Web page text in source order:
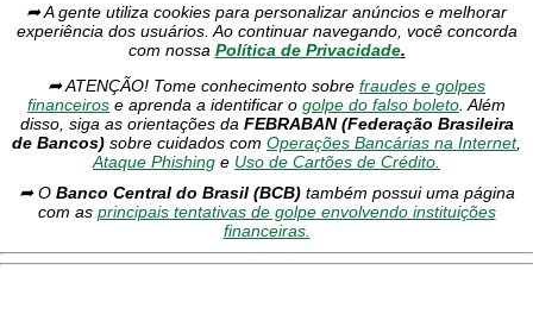
➦ A gente utiliza cookies para personalizar anúncios e melhorar
experiência dos usuários. Ao continuar navegando, você concorda
com nossa Política de Privacidade.
➦ ATENÇÃO! Tome conhecimento sobre fraudes e golpes
financeiros e aprenda a identificar o golpe do falso boleto . Além
disso, siga as orientações da FEBRABAN (Federação Brasileira
de Bancos) sobre cuidados com Operações Bancárias na Internet,
Ataque Phishing e Uso de Cartões de Crédito.
➦ O Banco Central do Brasil (BCB)também possui uma página
com as principais tentativas de golpe envolvendo instituições
financeiras.